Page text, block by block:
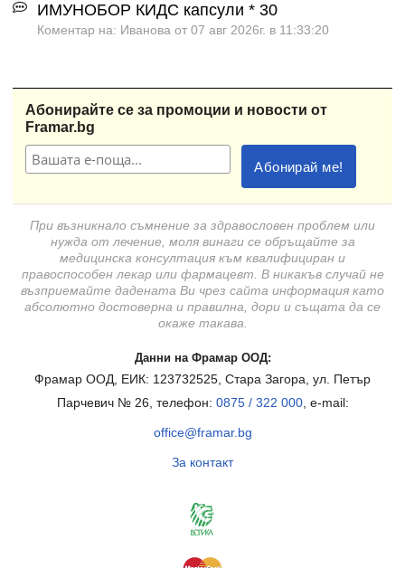
ИМУНОБОР КИДС капсули * 30
Коментар на: Иванова от 07 авг 2026г. в 11:33:20
Абонирайте се за промоции и новости от
Framar.bg
При възникнало съмнение за здравословен проблем или
нужда от лечение, моля винаги се обръщайте за
медицинска консултация към квалифициран и
правоспособен лекар или фармацевт. В никакъв случай не
възприемайте дадената Ви чрез сайта информация като
абсолютно достоверна и правилна, дори и същата да се
окаже такава.
Данни на Фрамар ООД:
Фрамар ООД, ЕИК: 123732525, Стара Загора, ул. Петър
Парчевич № 26, телефон: 0875 / 322 000, e-mail:
office@framar.bg
За контакт